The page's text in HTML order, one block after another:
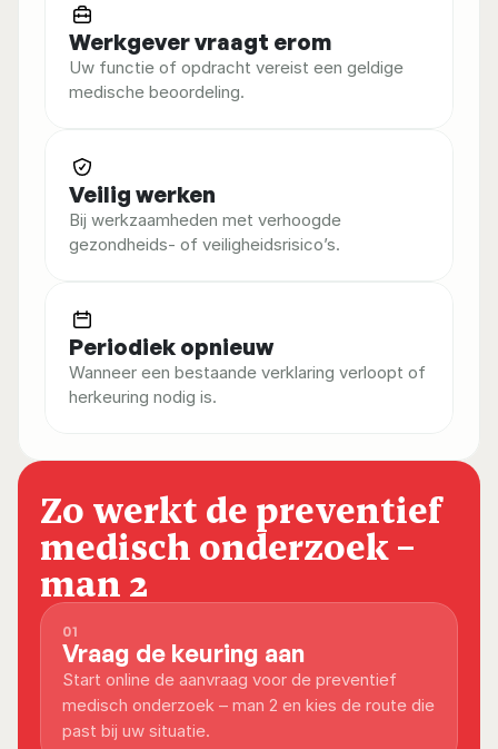
Werkgever vraagt erom
Uw functie of opdracht vereist een geldige
medische beoordeling.
Veilig werken
Bij werkzaamheden met verhoogde
gezondheids- of veiligheidsrisico’s.
Periodiek opnieuw
Wanneer een bestaande verklaring verloopt of
herkeuring nodig is.
Zo werkt de preventief
medisch onderzoek –
man 2
01
Vraag de keuring aan
Start online de aanvraag voor de preventief
medisch onderzoek – man 2 en kies de route die
past bij uw situatie.